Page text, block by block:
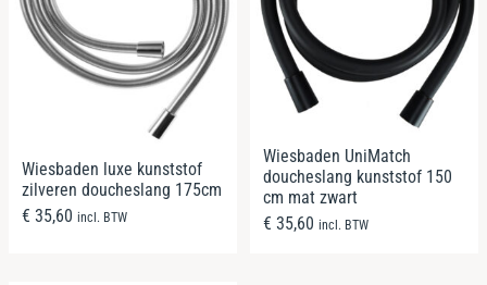
Wiesbaden luxe kunststof
zilveren doucheslang 175cm
€ 35,60 incl. BTW
Wiesbaden UniMatch
doucheslang kunststof 150
cm mat zwart
€ 35,60 incl. BTW